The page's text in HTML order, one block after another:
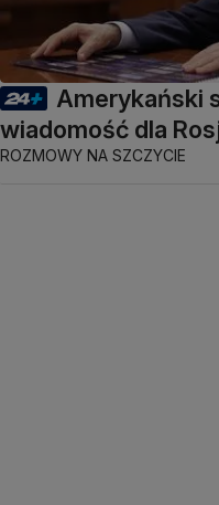
Amerykański
wiadomość dla
ROZMOWY NA SZCZYCIE